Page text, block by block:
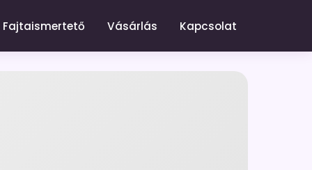
Fajtaismertető Vásárlás Kapcsolat